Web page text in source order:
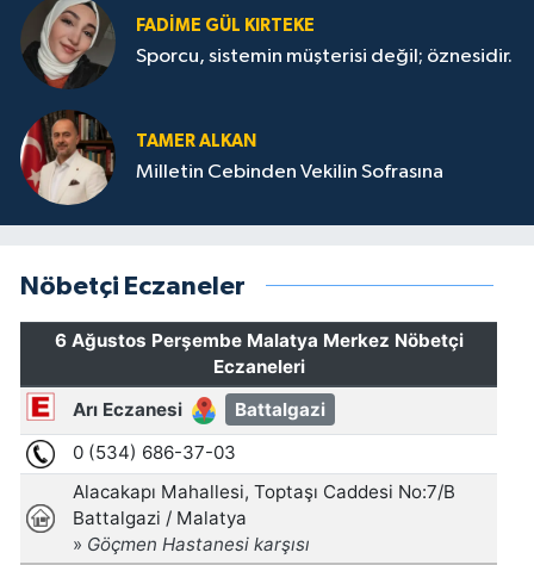
FADIME GÜL KIRTEKE
Sporcu, sistemin müşterisi değil; öznesidir.
TAMER ALKAN
Milletin Cebinden Vekilin Sofrasına
Nöbetçi Eczaneler